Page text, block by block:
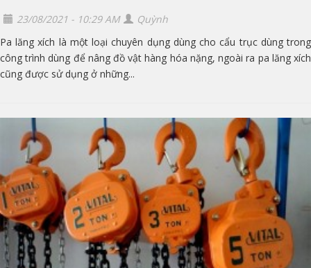
23/08/2021 - 10:29 AM
Quỳnh
Pa lăng xích là một loại chuyên dụng dùng cho cẩu trục dùng trong
công trình dùng để nâng đồ vật hàng hóa nặng, ngoài ra pa lăng xích
cũng được sử dụng ở những...